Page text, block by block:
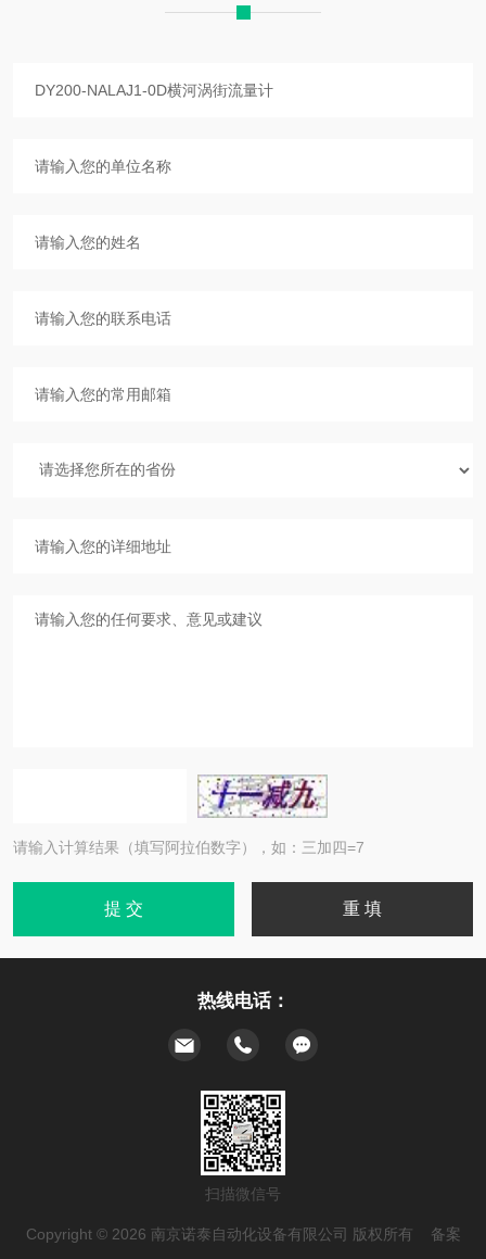
请输入计算结果（填写阿拉伯数字），如：三加四=7
热线电话：
扫描微信号
Copyright © 2026 南京诺泰自动化设备有限公司 版权所有 备案